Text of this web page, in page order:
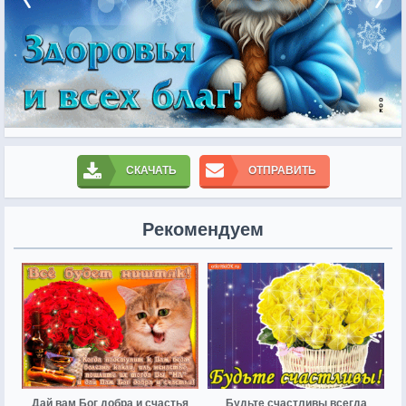
СКАЧАТЬ ОТПРАВИТЬ
Рекомендуем
Дай вам Бог добра и счастья Будьте счастливы всегда